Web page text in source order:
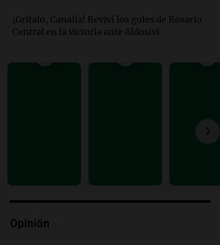
Audio. Altas Cumbres: rescataron a una
Una mañana para todos
Audio.Investigan un asalto millonario a
la cooperativa Talamochita en Villa
María
¡Gritalo, Canalla! Reviví los goles de Rosario
Central en la victoria ante Aldosivi
Opinión